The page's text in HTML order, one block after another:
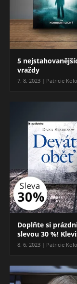
5
vraždy
7. 8. 2023 | Patricie
Doplňte si
slevou 30 %!
8. 6. 2023 | Patricie